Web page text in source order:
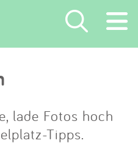
×
lade Fotos hoch
Tipps.